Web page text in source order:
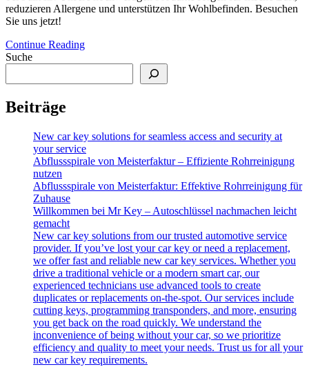
reduzieren Allergene und unterstützen Ihr Wohlbefinden. Besuchen
Sie uns jetzt!
Continue Reading
Suche
Beiträge
New car key solutions for seamless access and security at
your service
Abflussspirale von Meisterfaktur – Effiziente Rohrreinigung
nutzen
Abflussspirale von Meisterfaktur: Effektive Rohrreinigung für
Zuhause
Willkommen bei Mr Key – Autoschlüssel nachmachen leicht
gemacht
New car key solutions from our trusted automotive service
provider. If you’ve lost your car key or need a replacement,
we offer fast and reliable new car key services. Whether you
drive a traditional vehicle or a modern smart car, our
experienced technicians use advanced tools to create
duplicates or replacements on-the-spot. Our services include
cutting keys, programming transponders, and more, ensuring
you get back on the road quickly. We understand the
inconvenience of being without your car, so we prioritize
efficiency and quality to meet your needs. Trust us for all your
new car key requirements.